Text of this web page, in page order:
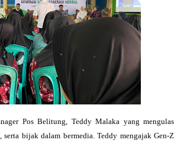
Pos Belitung, Teddy Malaka yang mengulas
serta bijak dalam bermedia. Teddy mengajak Gen-Z